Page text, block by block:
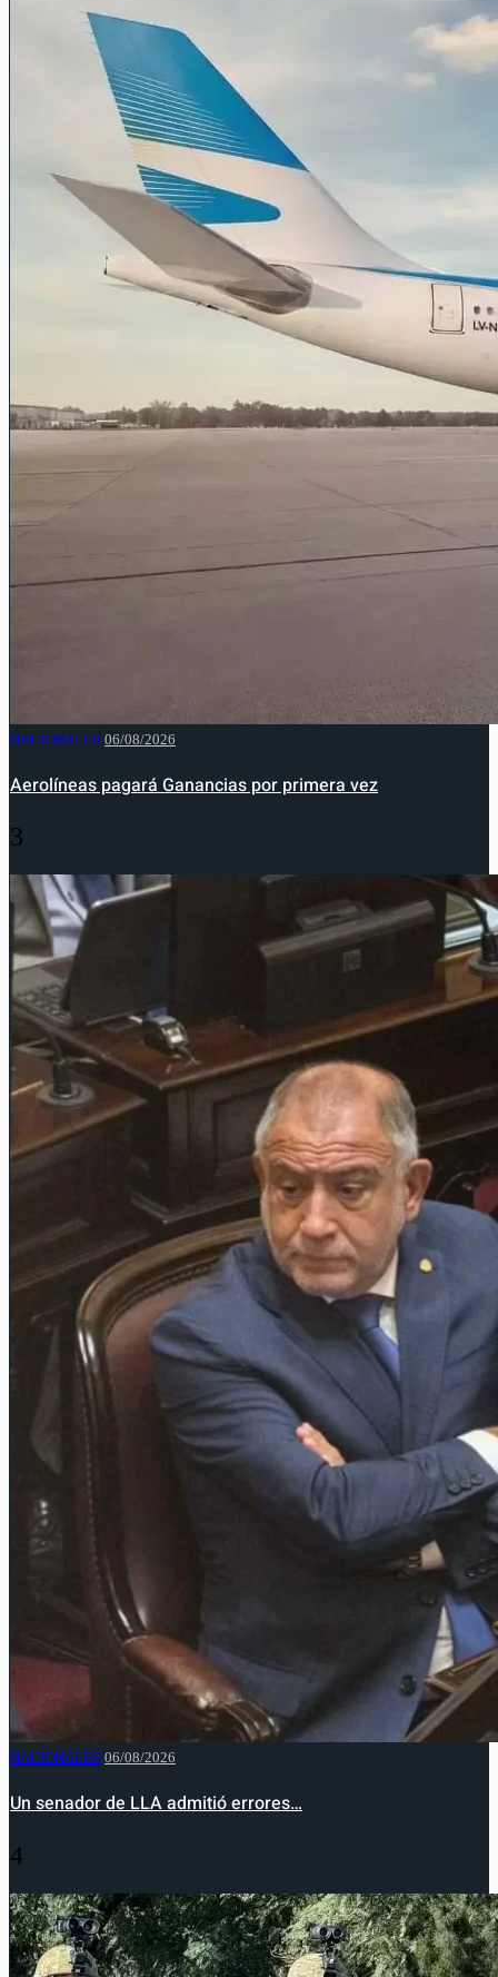
NACIONALES 06/08/2026
Aerolíneas pagará Ganancias por primera vez
3
NACIONALES 06/08/2026
Un senador de LLA admitió errores…
4